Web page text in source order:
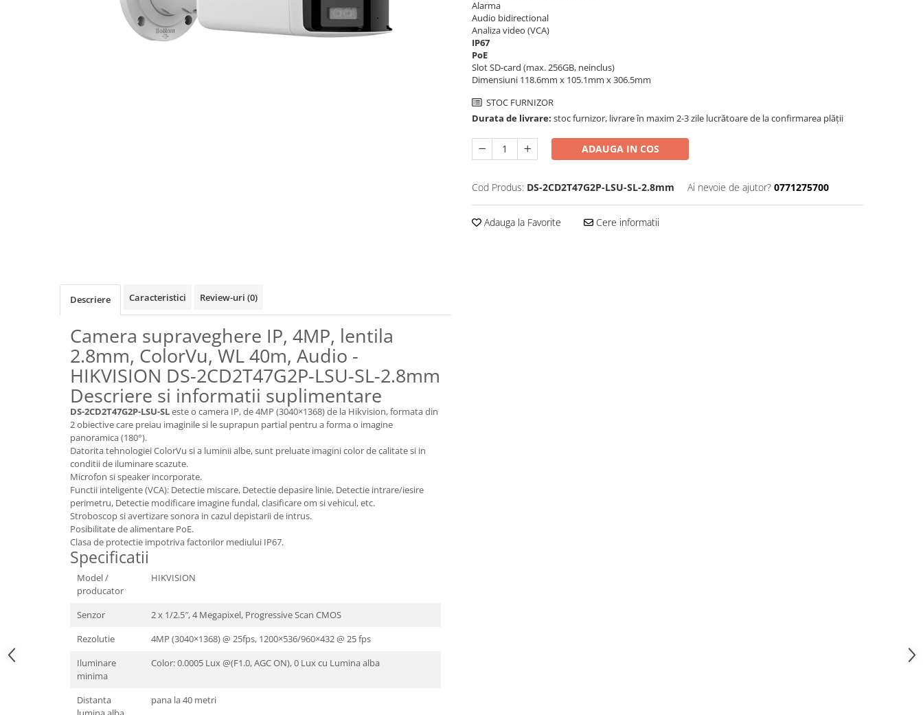
Alarma
Audio bidirectional
Analiza video (VCA)
IP67
PoE
Slot SD-card (max. 256GB, neinclus)
Dimensiuni 118.6mm x 105.1mm x 306.5mm
STOC FURNIZOR
Durata de livrare: stoc furnizor, livrare în maxim 2-3 zile lucrătoare de la confirmarea plății
ADAUGA IN COS
Cod Produs: DS-2CD2T47G2P-LSU-SL-2.8mm Ai nevoie de ajutor? 0771275700
Adauga la Favorite Cere informatii
Descriere Caracteristici Review-uri (0)
Camera supraveghere IP, 4MP, lentila
2.8mm, ColorVu, WL 40m, Audio -
HIKVISION DS-2CD2T47G2P-LSU-SL-2.8mm
Descriere si informatii suplimentare
DS-2CD2T47G2P-LSU-SLeste o camera IP, de 4MP (3040×1368) de la Hikvision, formata din
2 obiective care preiau imaginile si le suprapun partial pentru a forma o imagine
panoramica (180°).
Datorita tehnologiei ColorVu si a luminii albe, sunt preluate imagini color de calitate si in
conditii de iluminare scazute.
Microfon si speaker incorporate.
Functii inteligente (VCA): Detectie miscare, Detectie depasire linie, Detectie intrare/iesire
perimetru, Detectie modificare imagine fundal, clasificare om si vehicul, etc.
Stroboscop si avertizare sonora in cazul depistarii de intrus.
Posibilitate de alimentare PoE.
Clasa de protectie impotriva factorilor mediului IP67.
Specificatii
Model /
producator
HIKVISION
Senzor
2 x 1/2.5″, 4 Megapixel, Progressive Scan CMOS
Rezolutie
4MP (3040×1368) @ 25fps, 1200×536/960×432 @ 25 fps
Iluminare
minima
Color: 0.0005 Lux @(F1.0, AGC ON), 0 Lux cu Lumina alba
Distanta
pana la 40 metri